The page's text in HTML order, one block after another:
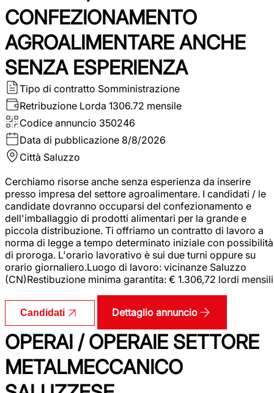
CONFEZIONAMENTO
AGROALIMENTARE ANCHE
SENZA ESPERIENZA
Tipo di contratto Somministrazione
Retribuzione Lorda 1306.72 mensile
Codice annuncio 350246
Data di pubblicazione 8/8/2026
Città Saluzzo
Cerchiamo risorse anche senza esperienza da inserire
presso impresa del settore agroalimentare. I candidati / le
candidate dovranno occuparsi del confezionamento e
dell'imballaggio di prodotti alimentari per la grande e
piccola distribuzione. Ti offriamo un contratto di lavoro a
norma di legge a tempo determinato iniziale con possibilità
di proroga. L'orario lavorativo è sui due turni oppure su
orario giornaliero.Luogo di lavoro: vicinanze Saluzzo
(CN)Restibuzione minima garantita: € 1.306,72 lordi mensili
Candidati Dettaglio annuncio
OPERAI / OPERAIE SETTORE
METALMECCANICO